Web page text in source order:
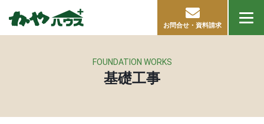
お問合せ・資料請求
FOUNDATION WORKS
基礎工事